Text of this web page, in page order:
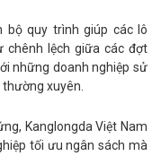
bộ quy trình giúp các lô
chênh lệch giữa các đợt
những doanh nghiệp sử
xuyên.
Kanglongda Việt Nam
tối ưu ngân sách mà